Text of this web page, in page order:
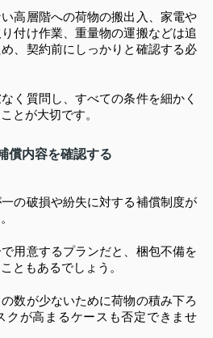
高層階への荷物の搬出入、家電や
付け作業、重量物の運搬などは追
、契約前にしっかりと確認する必
く質問し、すべての条件を細かく
とが大切です。
償内容を確認する
の破損や紛失に対する補償制度が
用意するプランだと、梱包不備を
ともあるでしょう。
数が少ないために荷物の積み下ろ
クが高まるケースも否定できませ